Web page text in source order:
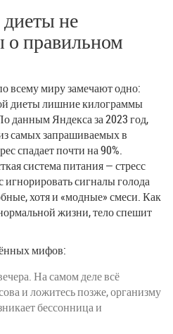
не
правильном
всему миру замечают одно:
диеты лишние килограммы
данным Яндекса за 2023 год,
самых запрашиваемых в
спадает почти на 90%.
система питания — стресс
игнорировать сигналы голода
хотя и «модные» смеси. Как
жизни, тело спешит
мифов:
На самом деле всё
и ложитесь позже, организму
бессонница и